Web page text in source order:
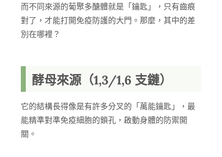
而不同來源的葡聚多醣體就是「鑰匙」，只有齒痕
對了，才能打開免疫防護的大門。那麼，其中的差
別在哪裡？
酵母來源（1,3/1,6 支鏈）
它的結構長得像是有許多分叉的「萬能鑰匙」，最
能精準對準免疫細胞的鎖孔，啟動身體的防禦開
關。